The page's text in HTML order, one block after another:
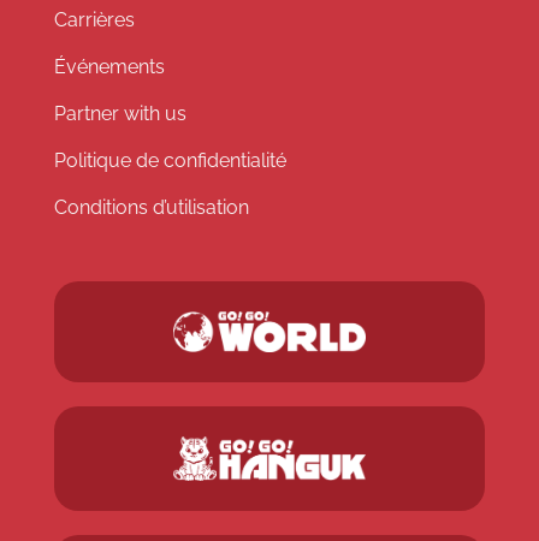
Carrières
Événements
Partner with us
Politique de confidentialité
Conditions d’utilisation